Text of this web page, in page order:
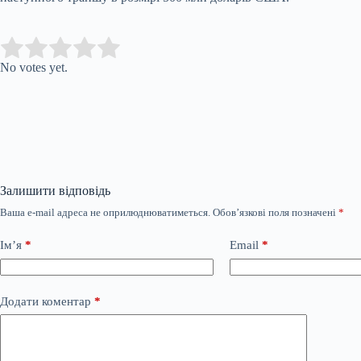
Rate this item:
No votes yet.
Залишити відповідь
Ваша e-mail адреса не оприлюднюватиметься. Обов’язкові поля позначені *
Ім’я * Email *
Додати коментар *